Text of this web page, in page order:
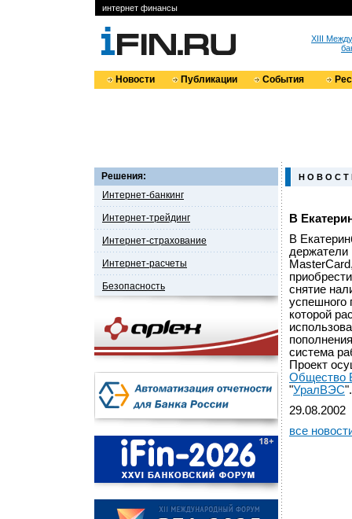
интернет финансы
XIII
Новости Публикации События
Решения:
Интернет-банкинг
Интернет-трейдинг
Интернет-страхование
Интернет-расчеты
Безопасность
Н О В О С Т
В
В
держатели
снятие
успешного
которой
система
Проект
Общество
"УралВЭС".
29.08.2002
все